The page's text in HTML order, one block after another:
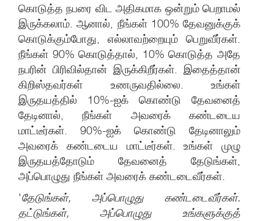
கொடுத்த நபரை விட அதிகமாக ஒன்றும் பெறாமல்
இருக்கலாம். ஆனால், நீங்கள் 100% தேவனுக்குக்
கொடுக்கும்போது, எல்லாவற்றையும் பெறுவீர்கள்.
நீங்கள் 90% கொடுத்தால், 10% கொடுத்த அதே
நபரின் பிரிவில்தான் இருக்கிறீர்கள். இதைத்தான்
கிறிஸ்தவர்கள் உணருவதில்லை. உங்கள்
இருதயத்தில் 10%-ஐக் கொண்டு தேவனைத்
தேடினால், நீங்கள் அவரைக் கண்டடைய
மாட்டீர்கள். 90%-ஐக் கொண்டு தேடினாலும்
அவரைக் கண்டடைய மாட்டீர்கள். உங்கள் முழு
இருதயத்தோடும் தேவனைத் தேடுங்கள்,
அப்பொழுது நீங்கள் அவரைக் கண்டடைவீர்கள்.
'தேடுங்கள், அப்பொழுது கண்டடைவீர்கள்.
தட்டுங்கள், அப்பொழுது உங்களுக்குத்